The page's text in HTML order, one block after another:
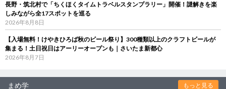
長野・筑北村で「ちくほくタイムトラベルスタンプラリー」開催！謎解きを楽
しみながら全17スポットを巡る
2026年8月8日
【入場無料！けやきひろば秋のビール祭り】300種類以上のクラフトビールが
集まる！土日祝日はアーリーオープンも｜さいたま新都心
2026年8月7日
まめ学 もっと見る